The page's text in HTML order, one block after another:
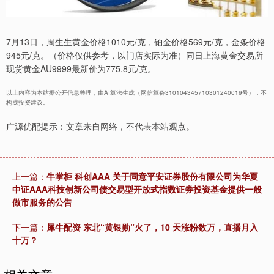
7月13日，周生生黄金价格1010元/克，铂金价格569元/克，金条价格
945元/克。（价格仅供参考，以门店实际为准）同日上海黄金交易所
现货黄金AU9999最新价为775.8元/克。
以上内容为本站据公开信息整理，由AI算法生成（网信算备310104345710301240019号），不
构成投资建议。
广源优配提示：文章来自网络，不代表本站观点。
上一篇： 牛掌柜 科创AAA 关于同意平安证券股份有限公司为华夏
中证AAA科技创新公司债交易型开放式指数证券投资基金提供一般
做市服务的公告
下一篇： 犀牛配资 东北“黄银勋”火了，10 天涨粉数万，直播月入
十万？